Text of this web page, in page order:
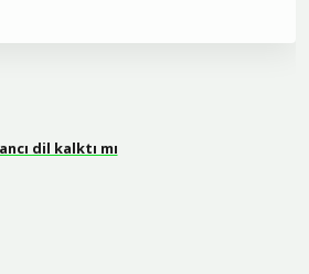
dil kalktı mı